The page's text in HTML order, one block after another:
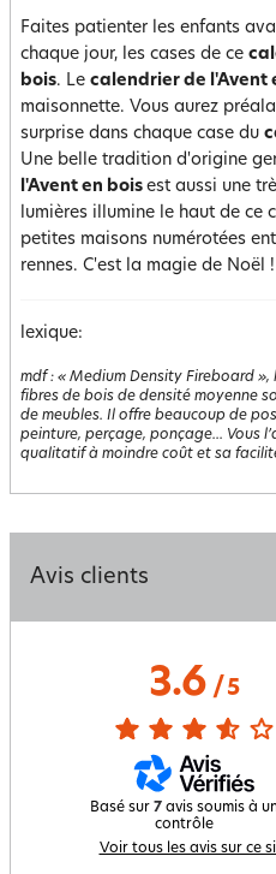
Faites patienter les enfants
chaque jour, les cases de ce
bois. Le calendrier de l'Avent
maisonnette. Vous aurez
surprise dans chaque case du
Une belle tradition d'origine
l'Avent en bois est aussi une
lumières illumine le haut de ce
petites maisons numérotées
rennes. C'est la magie de Noël !
lexique:
mdf: « Medium Density Fireboard
fibres de bois de densité moyenne
de meubles. Il offre beaucoup de
peinture, perçage, ponçage... Vous
qualitatif à moindre coût et sa
Avis clients
3.6/ 5
Basé sur 7 avis soumis à
contrôle
Voir tous les avis sur ce